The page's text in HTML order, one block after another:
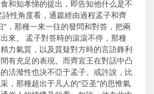
和知孝悌的提出，即告知他什么是不
性角度看，通篇經由過程孟子和齊
，那種一來一往的發問和對答，把兩
來。 孟子對答時的滾滾不停，那種
力氣質，以及質疑對方時的言語鋒利
有充足的表現。而齊宣王在對話中凸
活潑性也決不亞于孟子。或許說，比
，那種超出于凡人的“亞圣”的思惟氣